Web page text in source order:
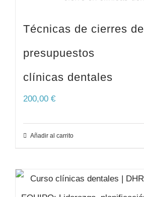
Técnicas de cierres de
presupuestos
clínicas dentales
200,00 €
Añadir al carrito